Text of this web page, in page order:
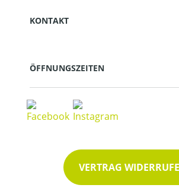
KONTAKT
ÖFFNUNGSZEITEN
VERTRAG